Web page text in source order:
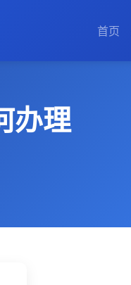
首页
办理